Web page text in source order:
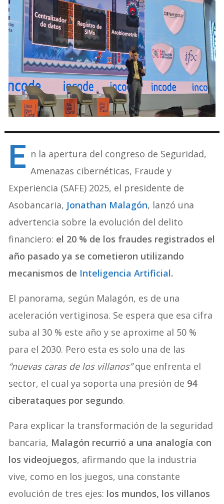
E n la apertura del congreso de Seguridad,
Amenazas cibernéticas, Fraude y
Experiencia (SAFE) 2025, el presidente de
Asobancaria, Jonathan Malagón, lanzó una
advertencia sobre la evolución del delito
financiero: el 20 % de los fraudes registrados el
año pasado ya se cometieron utilizando
mecanismos de Inteligencia Artificial.
El panorama, según Malagón, es de una
aceleración vertiginosa. Se espera que esa cifra
suba al 30 % este año y se aproxime al 50 %
para el 2030. Pero esta es solo una de las
“nuevas caras de los villanos”que enfrenta el
sector, el cual ya soporta una presión de 94
ciberataques por segundo.
Para explicar la transformación de la seguridad
bancaria, Malagón recurrió a una analogía con
los videojuegos, afirmando que la industria
vive, como en los juegos, una constante
evolución de tres ejes: los mundos, los villanos